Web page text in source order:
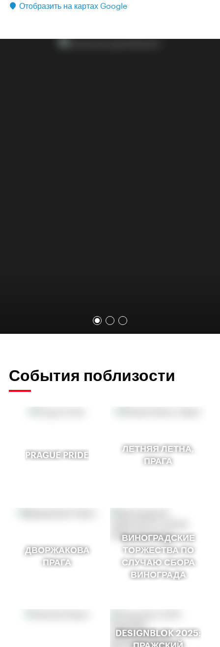
Отобразить на картах Google
События поблизости
PRAGUE PRIDE
ЛЕТНЯЯ ЛЕТНА,
ПРАГА
ДВОРЖАКОВА
ПРАГА
ВИНОГРАДСКИЕ
ТОРЖЕСТВА ПО
СЛУЧАЮ СБОРА
ВИНОГРАДА
DESIGNBLOK 2025:
ПРАЖСКИЙ